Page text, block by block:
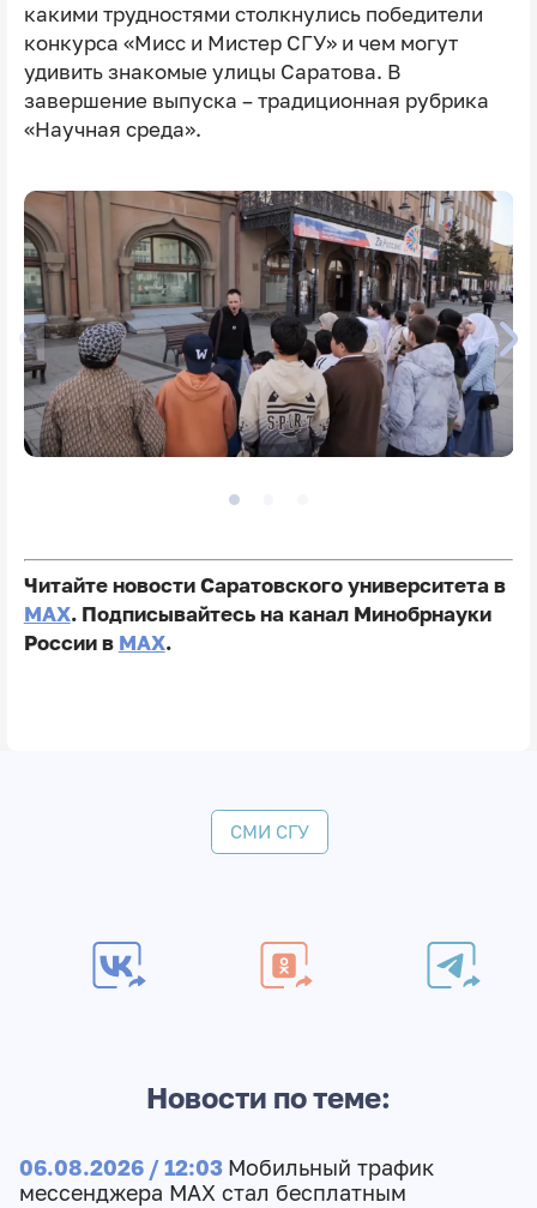
какими трудностями столкнулись победители
конкурса «Мисс и Мистер СГУ» и чем могут
удивить знакомые улицы Саратова. В
завершение выпуска – традиционная рубрика
«Научная среда».
Читайте новости Саратовского университета в
MAX. Подписывайтесь на канал Минобрнауки
России в MAX.
СМИ СГУ
Новости по теме:
06.08.2026 / 12:03 Мобильный трафик
мессенджера MAX стал бесплатным